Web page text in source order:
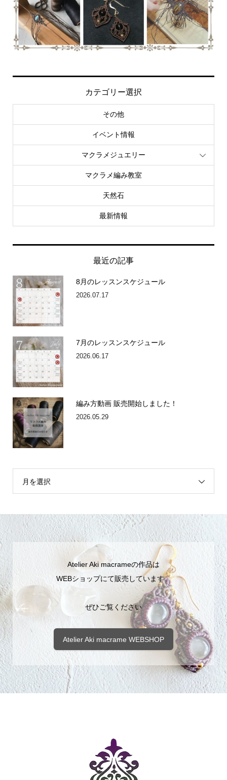
カテゴリー選択
その他
イベント情報
マクラメジュエリー
マクラメ編み教室
天然石
最新情報
最近の記事
8月のレッスンスケジュール
2026.07.17
7月のレッスンスケジュール
2026.06.17
編み方動画 販売開始しました！
2026.05.29
月を選択
Atelier Aki macrameの作品は
WEBショップにて販売しています。
ぜひご覧ください
Atelier Aki macrame WEBSHOP